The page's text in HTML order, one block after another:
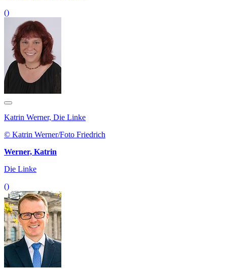
()
Katrin Werner, Die Linke
© Katrin Werner/Foto Friedrich
Werner, Katrin
Die Linke
()